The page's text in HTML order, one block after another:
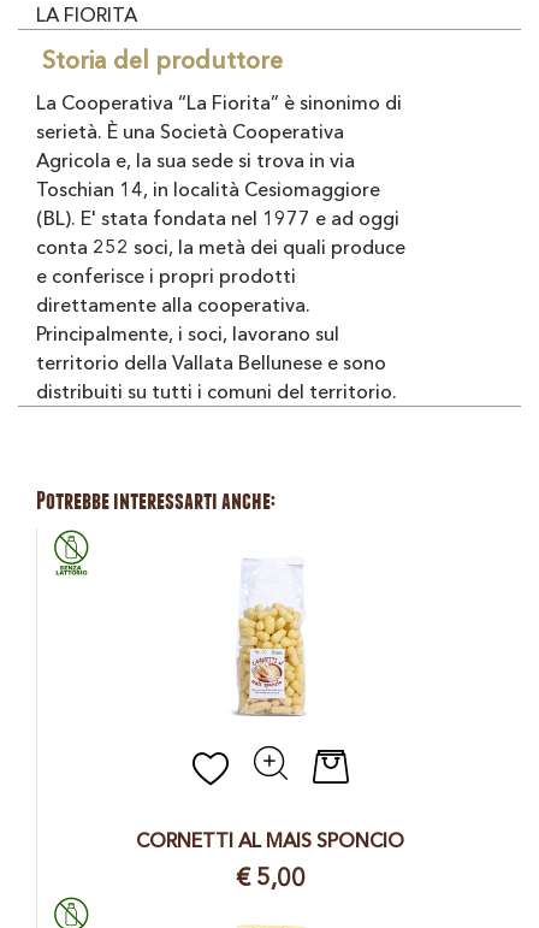
LA FIORITA
Storia del produttore
La Cooperativa “La Fiorita” è sinonimo di
serietà. È una Società Cooperativa
Agricola e, la sua sede si trova in via
Toschian 14, in località Cesiomaggiore
(BL). E' stata fondata nel 1977 e ad oggi
conta 252 soci, la metà dei quali produce
e conferisce i propri prodotti
direttamente alla cooperativa.
Principalmente, i soci, lavorano sul
territorio della Vallata Bellunese e sono
distribuiti su tutti i comuni del territorio.
Potrebbe interessarti anche:
Quantità
CORNETTI AL MAIS SPONCIO
€ 5,00